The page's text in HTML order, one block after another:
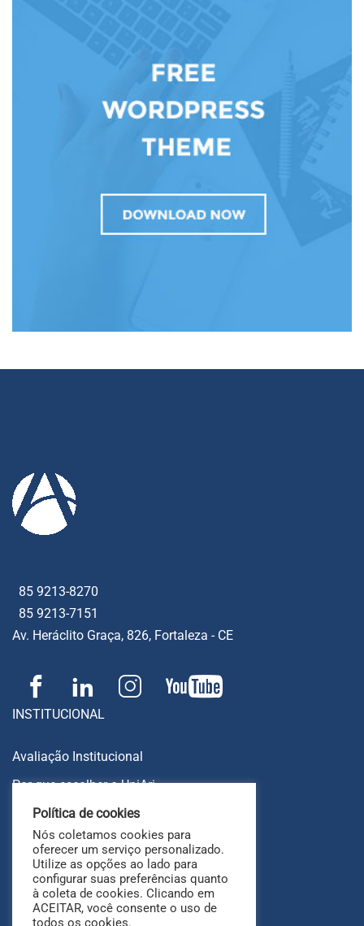
85 9213-8270
85 9213-7151
Av. Heráclito Graça, 826, Fortaleza - CE
INSTITUCIONAL
Avaliação Institucional
Por que escolher o UniAri
Quem somos
Cadastro de Atividades – Docentes
ALUNOS
Política de cookies
Nós coletamos cookies para
oferecer um serviço personalizado.
Utilize as opções ao lado para
configurar suas preferências quanto
à coleta de cookies. Clicando em
ACEITAR, você consente o uso de
todos os cookies.